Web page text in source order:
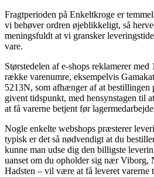
Fragtperioden på Enkeltkroge er
vi behøver ordren øjeblikkeligt, så
meningsfuldt at vi gransker
vare.
Størstedelen af e-shops reklamerer med
række varenumre, eksempelvis
5213N, som afhænger af at bestillingen
givent tidspunkt, med hensynstagen til
at få varerne betjent før
Nogle enkelte webshops præsterer
typisk er det så nødvendigt at du
kunne man udse dig den billigste
uanset om du opholder sig nær Viborg,
Hadsten – vil være at få leveret varerne